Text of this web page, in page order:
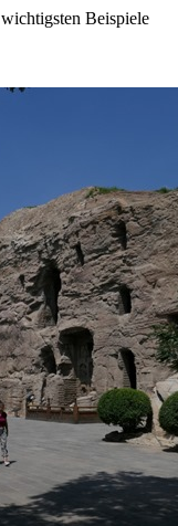
Beispiele